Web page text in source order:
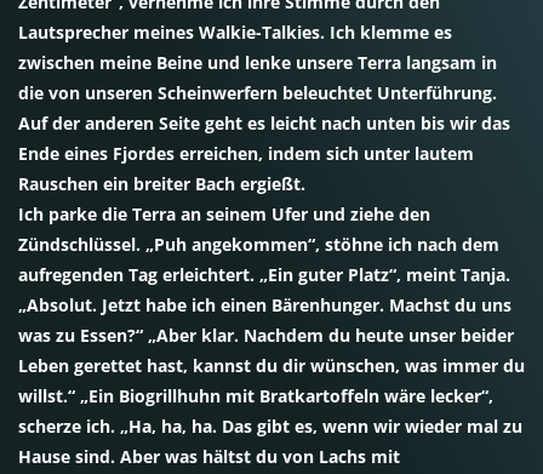
Lautsprecher meines Walkie-Talkies. Ich klemme es
zwischen meine Beine und lenke unsere Terra langsam in
die von unseren Scheinwerfern beleuchtet Unterführung.
Auf der anderen Seite geht es leicht nach unten bis wir das
Ende eines Fjordes erreichen, indem sich unter lautem
Rauschen ein breiter Bach ergießt.
Ich parke die Terra an seinem Ufer und ziehe den
Zündschlüssel. „Puh angekommen“, stöhne ich nach dem
aufregenden Tag erleichtert. „Ein guter Platz“, meint Tanja.
„Absolut. Jetzt habe ich einen Bärenhunger. Machst du uns
was zu Essen?“ „Aber klar. Nachdem du heute unser beider
Leben gerettet hast, kannst du dir wünschen, was immer du
willst.“ „Ein Biogrillhuhn mit Bratkartoffeln wäre lecker“,
scherze ich. „Ha, ha, ha. Das gibt es, wenn wir wieder mal zu
Hause sind. Aber was hältst du von Lachs mit